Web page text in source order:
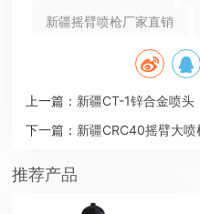
新疆摇臂喷枪厂家直销
上一篇： 新疆CT-1锌合金喷头
下一篇： 新疆CRC40摇臂大喷
推荐产品